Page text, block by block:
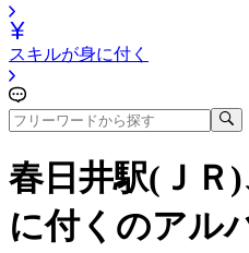
スキルが身に付く
春日井駅(ＪＲ
に付く のアル